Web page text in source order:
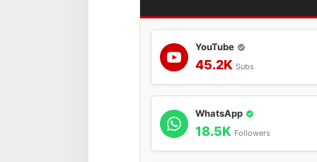
YouTube
45.2K Subs
WhatsApp
18.5K Followers